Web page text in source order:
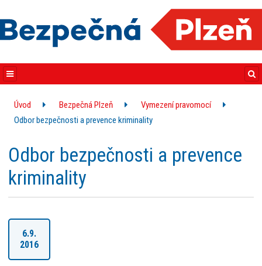
Úvod Bezpečná Plzeň
Vymezení pravomocí
Odbor bezpečnosti a prevence kriminality
Odbor bezpečnosti a prevence
kriminality
6.9.
2016